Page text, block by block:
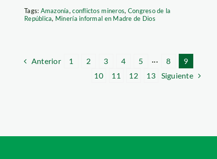
Tags: Amazonía,conflictos mineros, Congreso de la
República, Minería informal en Madre de Dios
Anterior 1 2 3 4 5 ··· 8
9
10
11 12 13 Siguiente